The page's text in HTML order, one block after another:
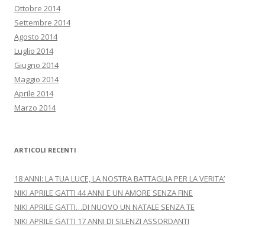
Ottobre 2014
Settembre 2014
Agosto 2014
Luglio 2014
Giugno 2014
Maggio 2014
Aprile 2014
Marzo 2014
ARTICOLI RECENTI
18 ANNI: LA TUA LUCE, LA NOSTRA BATTAGLIA PER LA VERITA’
NIKI APRILE GATTI 44 ANNI E UN AMORE SENZA FINE
NIKI APRILE GATTI…DI NUOVO UN NATALE SENZA TE
NIKI APRILE GATTI 17 ANNI DI SILENZI ASSORDANTI